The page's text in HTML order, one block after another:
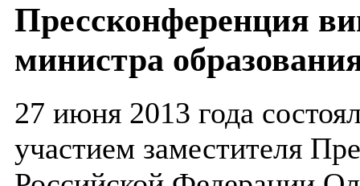
Прессконференция
министра
27 июня 2013 года
участием заместителя